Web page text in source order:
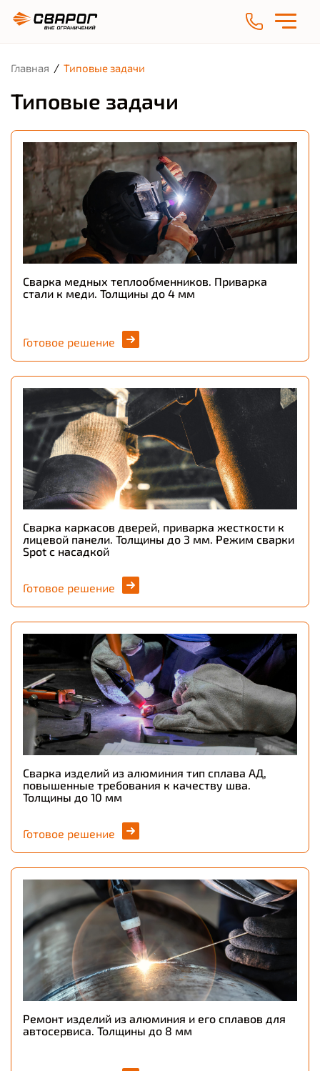
Главная / Типовые задачи
Типовые задачи
Сварка медных теплообменников. Приварка
стали к меди. Толщины до 4 мм
Готовое решение
Сварка каркасов дверей, приварка жесткости к
лицевой панели. Толщины до 3 мм. Режим сварки
Spot c насадкой
Готовое решение
Сварка изделий из алюминия тип сплава АД,
повышенные требования к качеству шва.
Толщины до 10 мм
Готовое решение
Ремонт изделий из алюминия и его сплавов для
автосервиса. Толщины до 8 мм